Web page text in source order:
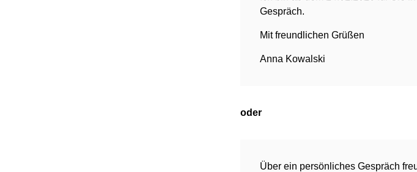
Gespräch.
Mit freundlichen Grüßen
Anna Kowalski
oder
Über ein persönliches Gespräch